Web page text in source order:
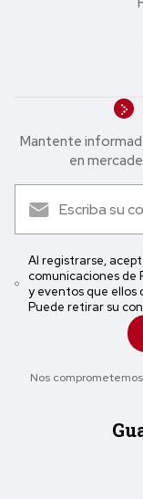
Mantente
en
Al registrarse,
comunicaciones de
y eventos que ellos
Puede retirar su
Nos